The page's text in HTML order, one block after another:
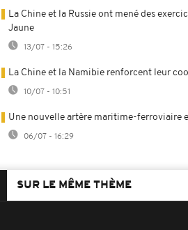
La Chine et la Russie ont mené des
Jaune
13/07 - 15:26
La Chine et la Namibie renforcent leur
10/07 - 10:51
Une nouvelle artère maritime-ferroviaire
06/07 - 16:29
SUR LE MÊME THÈME